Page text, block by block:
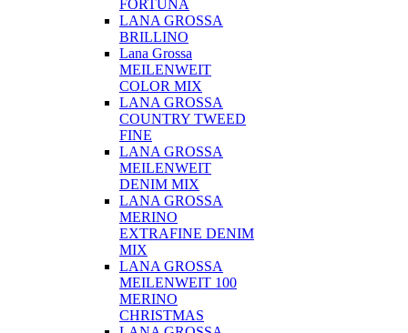
FORTUNA
LANA GROSSA
BRILLINO
Lana Grossa
MEILENWEIT
COLOR MIX
LANA GROSSA
COUNTRY TWEED
FINE
LANA GROSSA
MEILENWEIT
DENIM MIX
LANA GROSSA
MERINO
EXTRAFINE DENIM
MIX
LANA GROSSA
MEILENWEIT 100
MERINO
CHRISTMAS